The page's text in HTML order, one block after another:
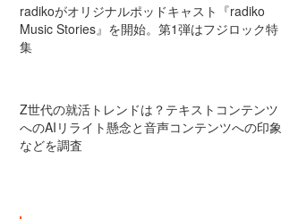
radikoがオリジナルポッドキャスト『radiko
Music Stories』を開始。第1弾はフジロック特
集
Z世代の就活トレンドは？テキストコンテンツ
へのAIリライト懸念と音声コンテンツへの印象
などを調査